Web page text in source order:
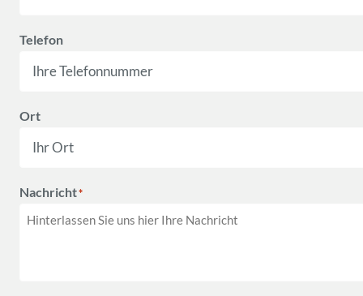
Telefon
Ort
Nachricht*